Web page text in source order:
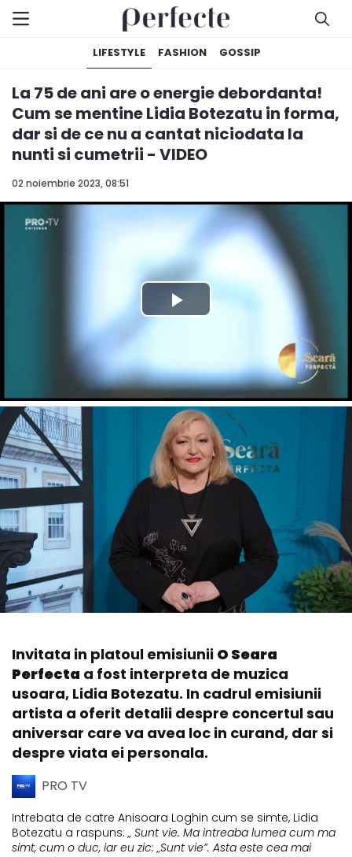
LIFESTYLE FASHION GOSSIP
02 noiembrie 2023, 08:51
La 75 de ani are o energie debordanta!
Cum se mentine Lidia Botezatu in forma,
dar si de ce nu a cantat niciodata la
nunti si cumetrii - VIDEO
Invitata in platoul emisiunii O Seara
Perfecta a fost interpreta de muzica
usoara, Lidia Botezatu. In cadrul emisiunii
artista a oferit detalii despre concertul sau
aniversar care va avea loc in curand, dar si
despre viata ei personala.
PRO TV
Intrebata de catre Anisoara Loghin cum se simte, Lidia
Botezatu a raspuns: „ Sunt vie. Ma intreaba lumea cum ma
simt, cum o duc, iar eu zic: „Sunt vie”. Asta este cea mai